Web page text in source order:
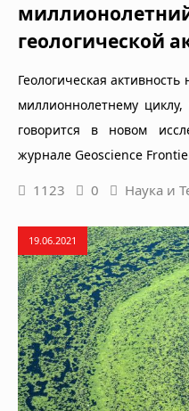
геологической
Геологическая
миллионнолетнему
говорится в новом
журнале Geoscience
1123 0 Наука и
19.06.2021